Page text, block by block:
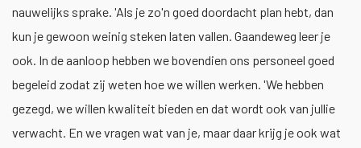
nauwelijks sprake. 'Als je zo'n goed doordacht plan hebt, dan
kun je gewoon weinig steken laten vallen. Gaandeweg leer je
ook. In de aanloop hebben we bovendien ons personeel goed
begeleid zodat zij weten hoe we willen werken. 'We hebben
gezegd, we willen kwaliteit bieden en dat wordt ook van jullie
verwacht. En we vragen wat van je, maar daar krijg je ook wat